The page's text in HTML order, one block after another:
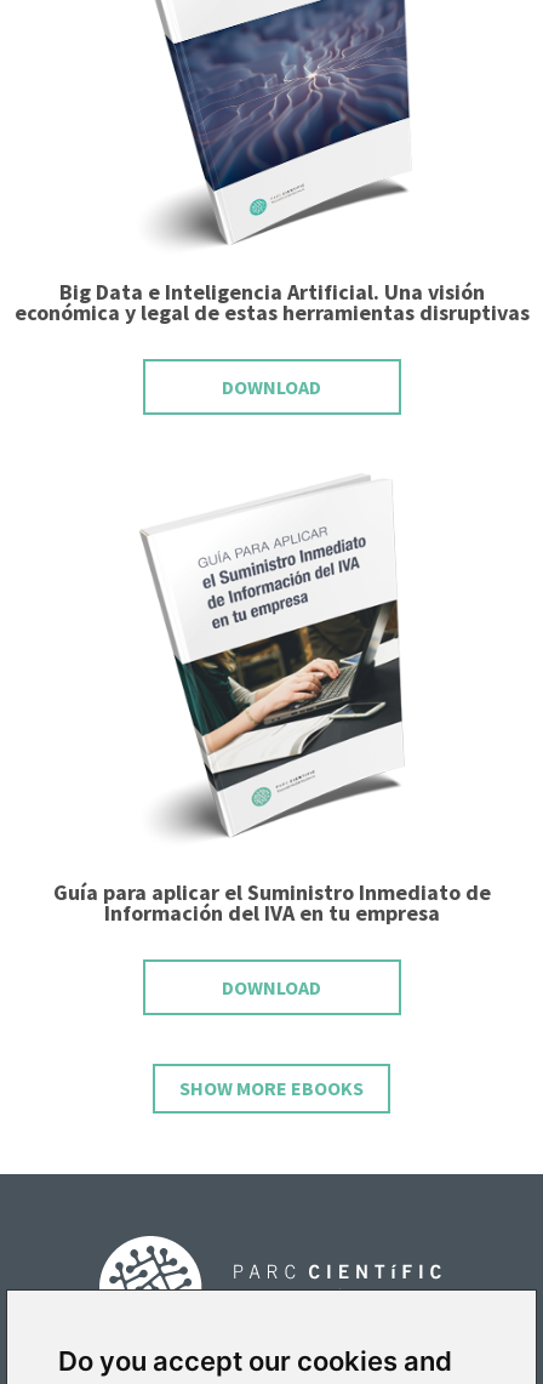
Do you accept our cookies and
Big Data e Inteligencia Artificial. Una visión
económica y legal de estas herramientas disruptivas
DOWNLOAD
Guía para aplicar el Suministro Inmediato de
Información del IVA en tu empresa
DOWNLOAD
SHOW MORE EBOOKS